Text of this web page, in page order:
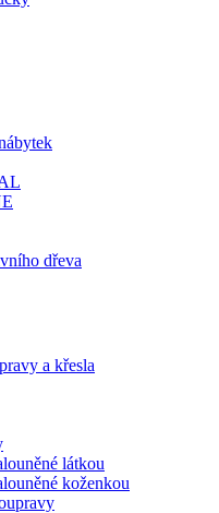
dřeva
a křesla
látkou
koženkou